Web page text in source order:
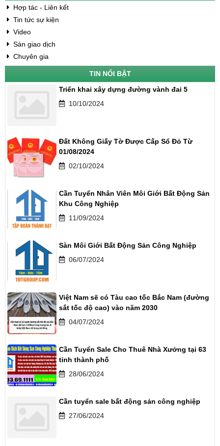
Hợp tác - Liên kết
Tin tức sự kiện
Video
Sàn giao dịch
Chuyên gia
TIN NỔI BẬT
Triển khai xây dựng đường vành đai 5
10/10/2024
Đất Không Giấy Tờ Được Cấp Sổ Đỏ Từ
01/08/2024
02/10/2024
Cần Tuyển Nhân Viên Môi Giới Bất Động Sản
Khu Công Nghiệp
11/09/2024
Sàn Môi Giới Bất Động Sản Công Nghiệp
06/07/2024
Việt Nam sẽ có Tàu cao tốc Bắc Nam (đường
sắt tốc độ cao) vào năm 2030
04/07/2024
Cần Tuyển Sale Cho Thuê Nhà Xưởng tại 63
tỉnh thành phố
28/06/2024
Cần tuyển sale bất động sản công nghiệp
27/06/2024